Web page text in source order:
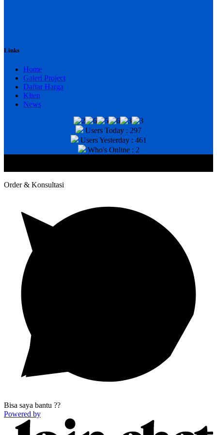
Links
Home
Galeri Project
Daftar Harga
Klien
News
Users Today : 297
Users Yesterday : 461
Who's Online : 2
Order & Konsultasi
Bisa saya bantu ??
Powered by